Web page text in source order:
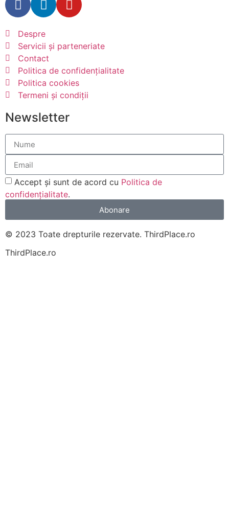
Despre
Servicii și parteneriate
Contact
Politica de confidențialitate
Politica cookies
Termeni și condiții
Newsletter
Accept și sunt de acord cu Politica de
confidențialitate.
Abonare
© 2023 Toate drepturile rezervate. ThirdPlace.ro
ThirdPlace.ro